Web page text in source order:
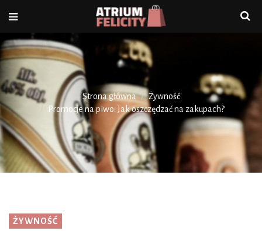
Strona główna
Żywność
Promocje na piwo: Jak oszczędzać na zakupach?
ŻYWNOŚĆ